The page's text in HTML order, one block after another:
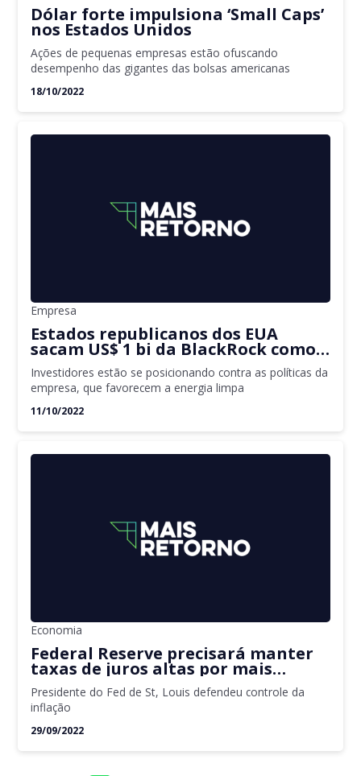
Dólar forte impulsiona ‘Small Caps’
nos Estados Unidos
Ações de pequenas empresas estão ofuscando
desempenho das gigantes das bolsas americanas
18/10/2022
Empresa
Estados republicanos dos EUA
sacam US$ 1 bi da BlackRock como
boicote a investimentos verdes da
gestora
Investidores estão se posicionando contra as políticas da
empresa, que favorecem a energia limpa
11/10/2022
Economia
Federal Reserve precisará manter
taxas de juros altas por mais
tempo
Presidente do Fed de St, Louis defendeu controle da
inflação
29/09/2022